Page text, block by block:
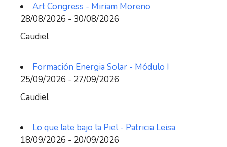
Art Congress - Miriam Moreno
28/08/2026 - 30/08/2026
Caudiel
Formación Energia Solar - Módulo I
25/09/2026 - 27/09/2026
Caudiel
Lo que late bajo la Piel - Patricia Leisa
18/09/2026 - 20/09/2026